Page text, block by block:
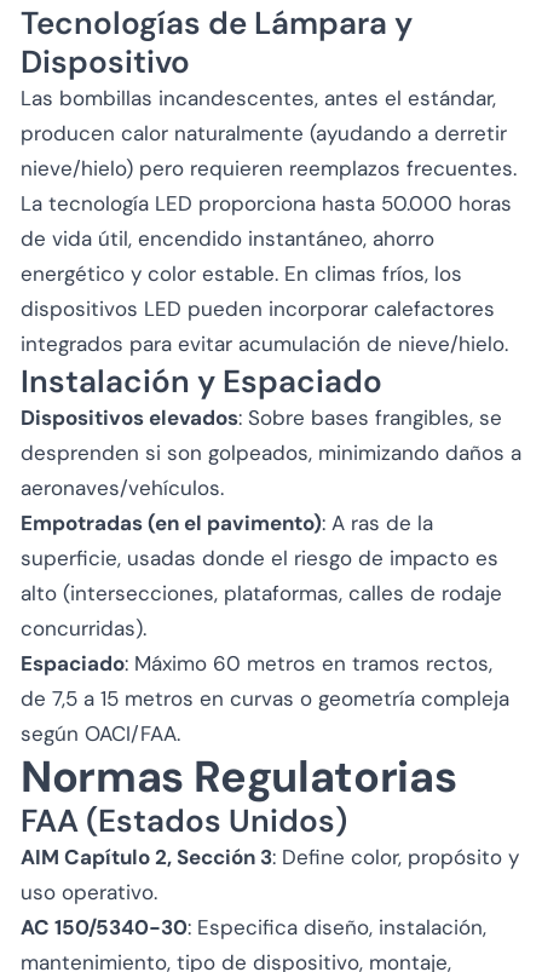
Tecnologías de Lámpara y
Dispositivo
Las bombillas incandescentes, antes el estándar,
producen calor naturalmente (ayudando a derretir
nieve/hielo) pero requieren reemplazos frecuentes.
La tecnología LED proporciona hasta 50.000 horas
de vida útil, encendido instantáneo, ahorro
energético y color estable. En climas fríos, los
dispositivos LED pueden incorporar calefactores
integrados para evitar acumulación de nieve/hielo.
Instalación y Espaciado
Dispositivos elevados: Sobre bases frangibles, se
desprenden si son golpeados, minimizando daños a
aeronaves/vehículos.
Empotradas (en el pavimento): A ras de la
superficie, usadas donde el riesgo de impacto es
alto (intersecciones, plataformas, calles de rodaje
concurridas).
Espaciado: Máximo 60 metros en tramos rectos,
de 7,5 a 15 metros en curvas o geometría compleja
según OACI/FAA.
Normas Regulatorias
FAA (Estados Unidos)
AIM Capítulo 2, Sección 3: Define color, propósito y
uso operativo.
AC 150/5340-30: Especifica diseño, instalación,
mantenimiento, tipo de dispositivo, montaje,